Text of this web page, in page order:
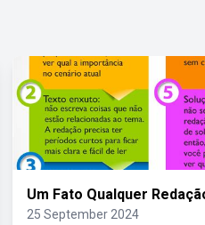
Um Fato Qualquer
25 September 2024